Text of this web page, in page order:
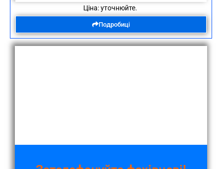
Ціна: уточнюйте.
Подробиці